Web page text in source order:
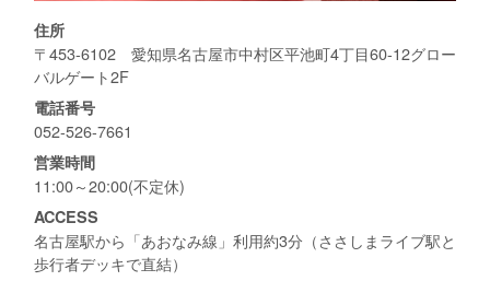
住所
〒453-6102 愛知県名古屋市中村区平池町4丁目60-12グロー
バルゲート2F
電話番号
052-526-7661
営業時間
11:00～20:00(不定休)
ACCESS
名古屋駅から「あおなみ線」利用約3分（ささしまライブ駅と
歩行者デッキで直結）